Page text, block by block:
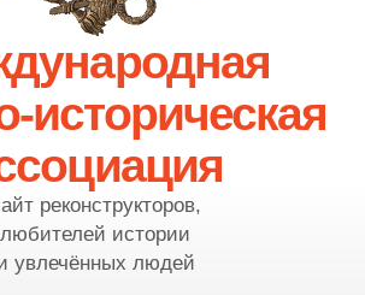
историческая
реконструкторов,
любителей истории
увлечённых людей